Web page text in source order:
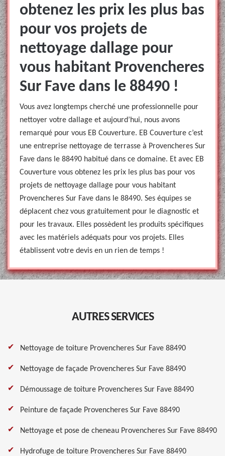
obtenez les prix les plus bas
pour vos projets de
nettoyage dallage pour
vous habitant Provencheres
Sur Fave dans le 88490 !
Vous avez longtemps cherché une professionnelle pour
nettoyer votre dallage et aujourd’hui, nous avons
remarqué pour vous EB Couverture. EB Couverture c’est
une entreprise nettoyage de terrasse à Provencheres Sur
Fave dans le 88490 habitué dans ce domaine. Et avec EB
Couverture vous obtenez les prix les plus bas pour vos
projets de nettoyage dallage pour vous habitant
Provencheres Sur Fave dans le 88490. Ses équipes se
déplacent chez vous gratuitement pour le diagnostic et
pour les travaux. Elles possèdent les produits spécifiques
avec les matériels adéquats pour vos projets. Elles
établissent votre devis en un rien de temps !
AUTRES SERVICES
Nettoyage de toiture Provencheres Sur Fave 88490
Nettoyage de façade Provencheres Sur Fave 88490
Démoussage de toiture Provencheres Sur Fave 88490
Peinture de façade Provencheres Sur Fave 88490
Nettoyage et pose de cheneau Provencheres Sur Fave 88490
Hydrofuge de toiture Provencheres Sur Fave 88490